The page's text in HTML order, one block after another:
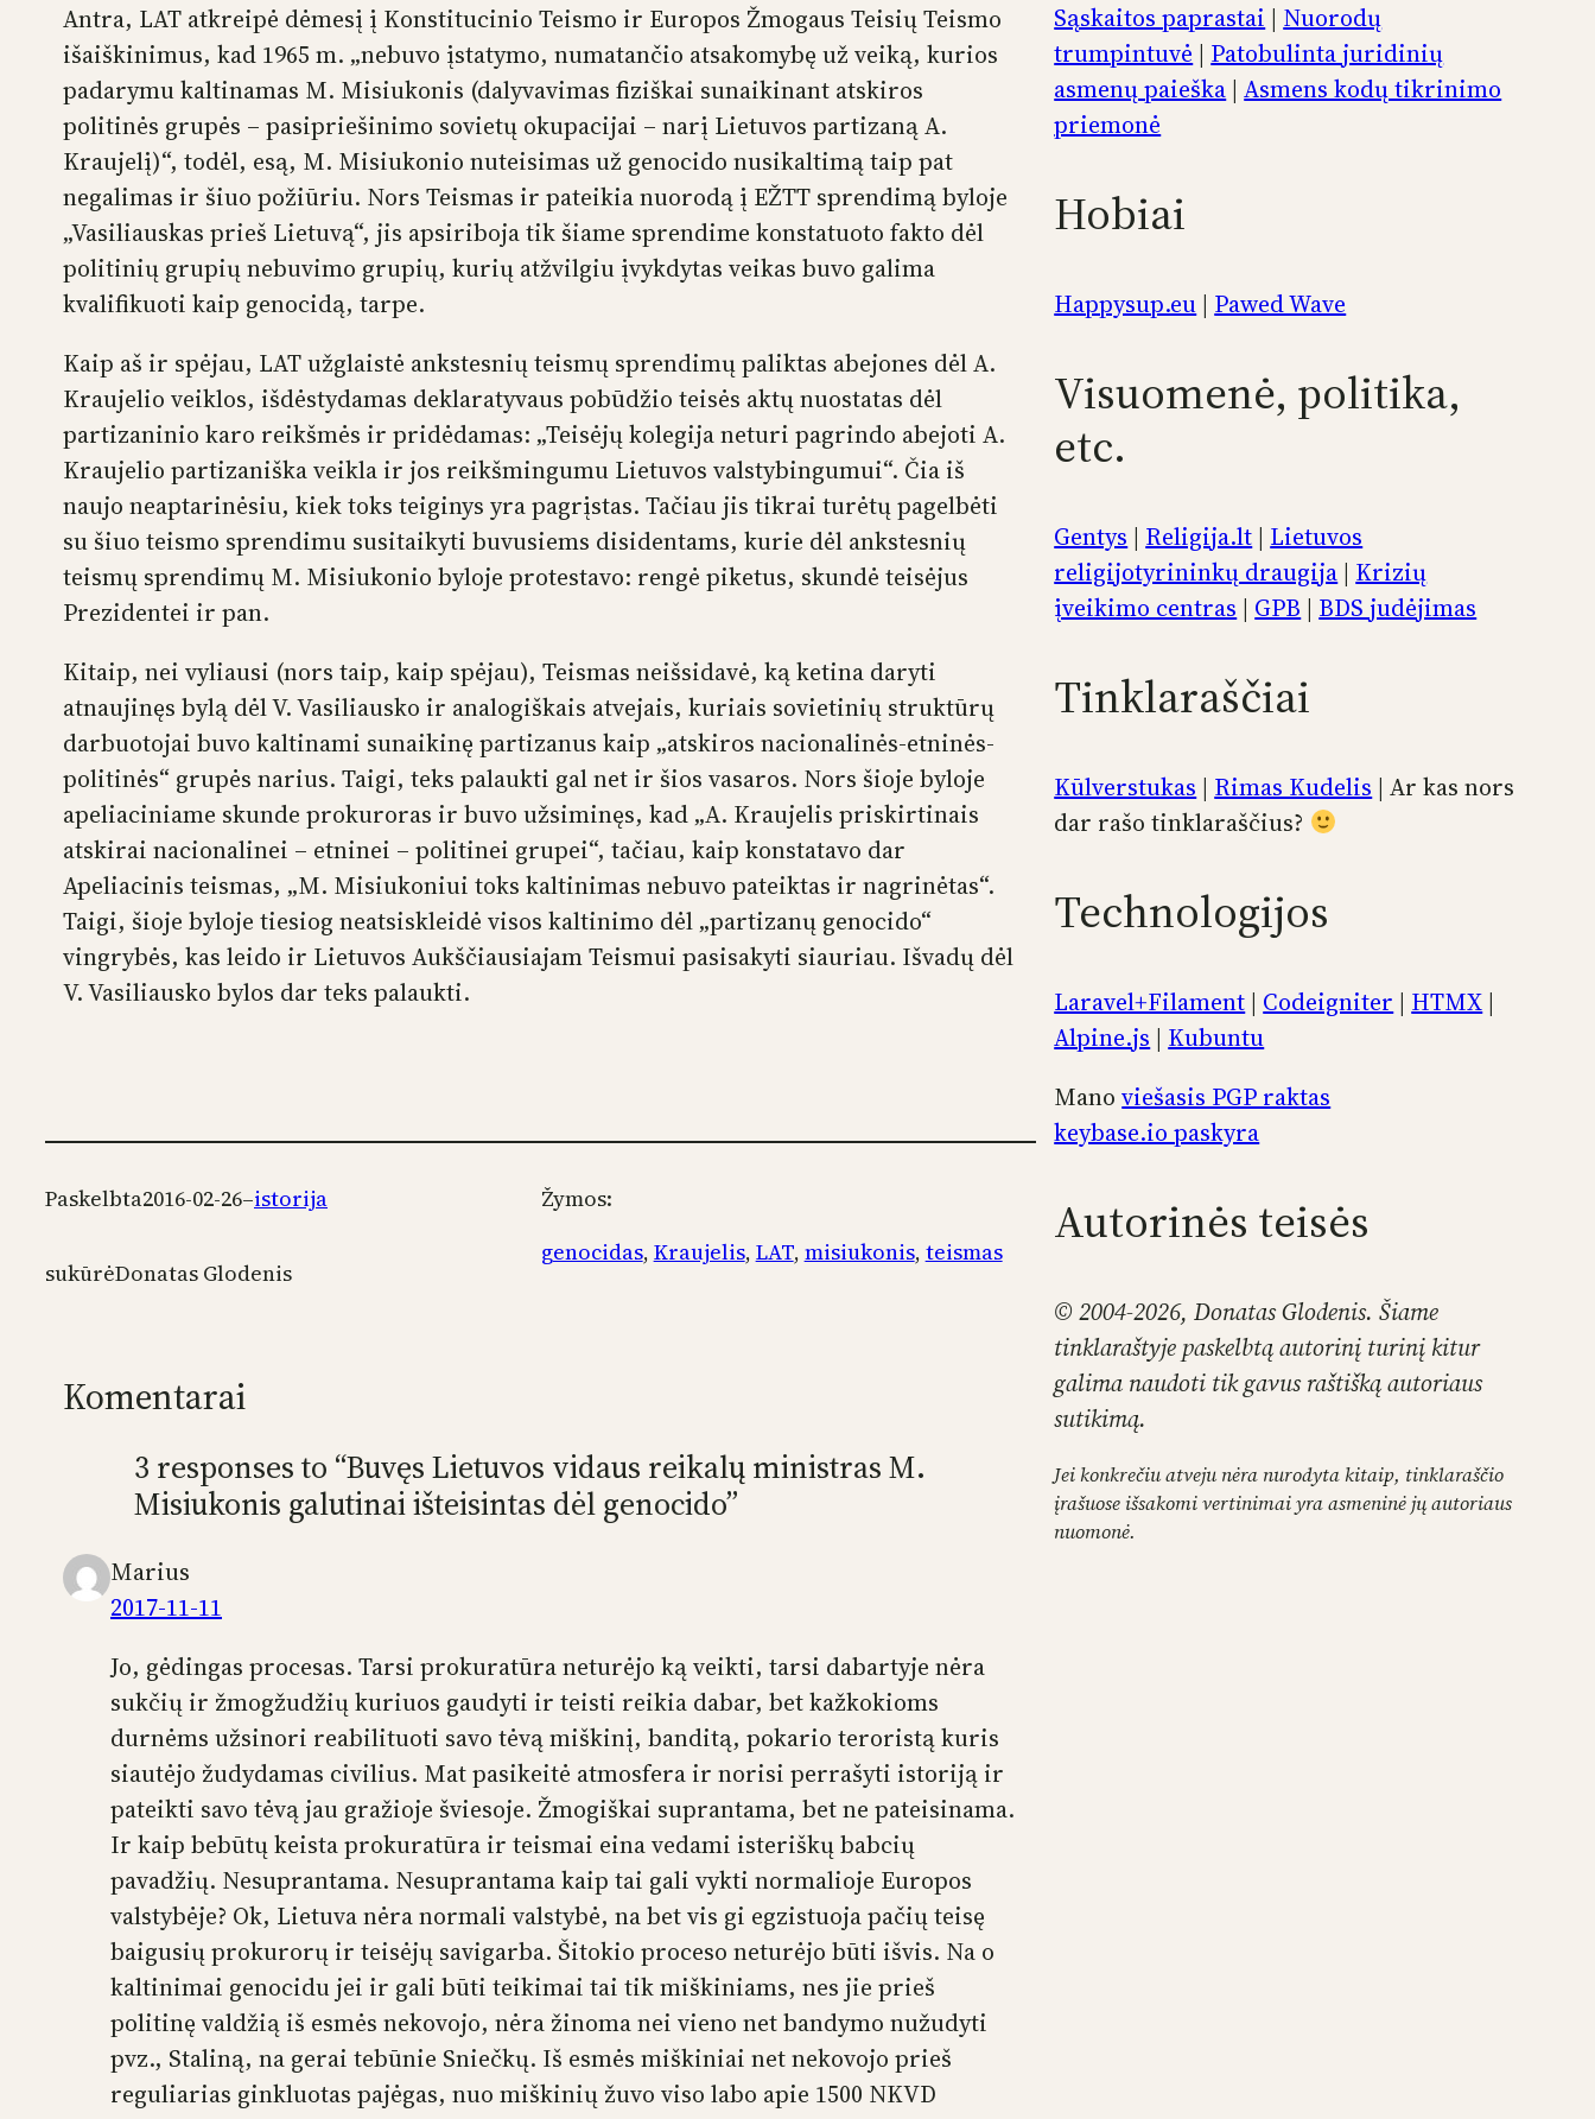
Antra, LAT atkreipė dėmesį į Konstitucinio Teismo ir Europos Žmogaus Teisių Teismo
išaiškinimus, kad 1965 m. „nebuvo įstatymo, numatančio atsakomybę už veiką, kurios
padarymu kaltinamas M. Misiukonis (dalyvavimas fiziškai sunaikinant atskiros
politinės grupės – pasipriešinimo sovietų okupacijai – narį Lietuvos partizaną A.
Kraujelį)“, todėl, esą, M. Misiukonio nuteisimas už genocido nusikaltimą taip pat
negalimas ir šiuo požiūriu. Nors Teismas ir pateikia nuorodą į EŽTT sprendimą byloje
„Vasiliauskas prieš Lietuvą“, jis apsiriboja tik šiame sprendime konstatuoto fakto dėl
politinių grupių nebuvimo grupių, kurių atžvilgiu įvykdytas veikas buvo galima
kvalifikuoti kaip genocidą, tarpe.
Kaip aš ir spėjau, LAT užglaistė ankstesnių teismų sprendimų paliktas abejones dėl A.
Kraujelio veiklos, išdėstydamas deklaratyvaus pobūdžio teisės aktų nuostatas dėl
partizaninio karo reikšmės ir pridėdamas: „Teisėjų kolegija neturi pagrindo abejoti A.
Kraujelio partizaniška veikla ir jos reikšmingumu Lietuvos valstybingumui“. Čia iš
naujo neaptarinėsiu, kiek toks teiginys yra pagrįstas. Tačiau jis tikrai turėtų pagelbėti
su šiuo teismo sprendimu susitaikyti buvusiems disidentams, kurie dėl ankstesnių
teismų sprendimų M. Misiukonio byloje protestavo: rengė piketus, skundė teisėjus
Prezidentei ir pan.
Kitaip, nei vyliausi (nors taip, kaip spėjau), Teismas neišsidavė, ką ketina daryti
atnaujinęs bylą dėl V. Vasiliausko ir analogiškais atvejais, kuriais sovietinių struktūrų
darbuotojai buvo kaltinami sunaikinę partizanus kaip „atskiros nacionalinės-etninės-
politinės“ grupės narius. Taigi, teks palaukti gal net ir šios vasaros. Nors šioje byloje
apeliaciniame skunde prokuroras ir buvo užsiminęs, kad „A. Kraujelis priskirtinais
atskirai nacionalinei – etninei – politinei grupei“, tačiau, kaip konstatavo dar
Apeliacinis teismas, „M. Misiukoniui toks kaltinimas nebuvo pateiktas ir nagrinėtas“.
Taigi, šioje byloje tiesiog neatsiskleidė visos kaltinimo dėl „partizanų genocido“
vingrybės, kas leido ir Lietuvos Aukščiausiajam Teismui pasisakyti siauriau. Išvadų dėl
V. Vasiliausko bylos dar teks palaukti.
Paskelbta2016-02-26–istorija
sukūrėDonatas Glodenis
Žymos:
genocidas, Kraujelis, LAT, misiukonis, teismas
Komentarai
3 responses to “Buvęs Lietuvos vidaus reikalų ministras M.
Misiukonis galutinai išteisintas dėl genocido”
Μarius
2017-11-11
Jo, gėdingas procesas. Tarsi prokuratūra neturėjo ką veikti, tarsi dabartyje nėra
sukčių ir žmogžudžių kuriuos gaudyti ir teisti reikia dabar, bet kažkokioms
durnėms užsinori reabilituoti savo tėvą miškinį, banditą, pokario teroristą kuris
siautėjo žudydamas civilius. Mat pasikeitė atmosfera ir norisi perrašyti istoriją ir
pateikti savo tėvą jau gražioje šviesoje. Žmogiškai suprantama, bet ne pateisinama.
Ir kaip bebūtų keista prokuratūra ir teismai eina vedami isteriškų babcių
pavadžių. Nesuprantama. Nesuprantama kaip tai gali vykti normalioje Europos
valstybėje? Ok, Lietuva nėra normali valstybė, na bet vis gi egzistuoja pačių teisę
baigusių prokurorų ir teisėjų savigarba. Šitokio proceso neturėjo būti išvis. Na o
kaltinimai genocidu jei ir gali būti teikimai tai tik miškiniams, nes jie prieš
politinę valdžią iš esmės nekovojo, nėra žinoma nei vieno net bandymo nužudyti
pvz., Staliną, na gerai tebūnie Sniečkų. Iš esmės miškiniai net nekovojo prieš
reguliarias ginkluotas pajėgas, nuo miškinių žuvo viso labo apie 1500 NKVD
Sąskaitos paprastai | Nuorodų
trumpintuvė | Patobulinta juridinių
asmenų paieška |Asmens kodų tikrinimo
priemonė
Hobiai
Happysup.eu | Pawed Wave
Visuomenė, politika,
etc.
Gentys | Religija.lt | Lietuvos
religijotyrininkų draugija | Krizių
įveikimo centras | GPB | BDS judėjimas
Tinklaraščiai
Kūlverstukas | Rimas Kudelis | Ar kas nors
dar rašo tinklaraščius?
Technologijos
Laravel+Filament | Codeigniter | HTMX |
Alpine.js | Kubuntu
Manoviešasis PGP raktas
keybase.io paskyra
Autorinės teisės
© 2004-2026, Donatas Glodenis. Šiame
tinklaraštyje paskelbtą autorinį turinį kitur
galima naudoti tik gavus raštišką autoriaus
sutikimą.
Jei konkrečiu atveju nėra nurodyta kitaip, tinklaraščio
įrašuose išsakomi vertinimai yra asmeninė jų autoriaus
nuomonė.